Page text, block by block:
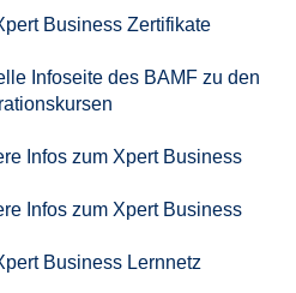
Business Zertifikate
Infoseite des BAMF zu den
Infos zum Xpert Business
Infos zum Xpert Business
Business Lernnetz